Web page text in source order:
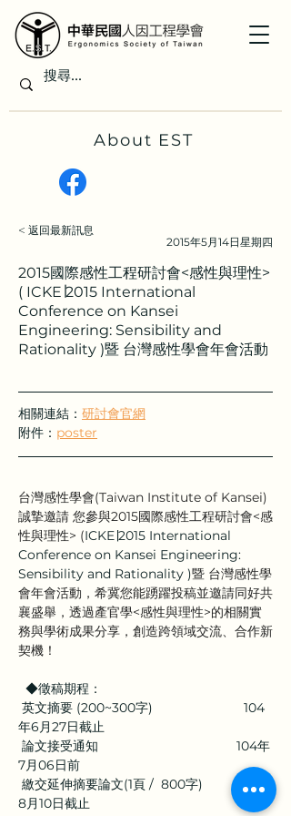
About EST
< 返回最新訊息
2015年5月14日星期四
2015國際感性工程研討會<感性與理性>
( ICKE∣2015 International
Conference on Kansei
Engineering: Sensibility and
Rationality )暨 台灣感性學會年會活動
相關連結： 研討會官網
附件： poster
台灣感性學會(Taiwan Institute of Kansei)
誠摯邀請 您參與2015國際感性工程研討會<感
性與理性> (ICKE∣2015 International
Conference on Kansei Engineering:
Sensibility and Rationality )暨 台灣感性學
會年會活動，希冀您能踴躍投稿並邀請同好共
襄盛舉，透過產官學<感性與理性>的相關實
務與學術成果分享，創造跨領域交流、合作新
契機！
◆徵稿期程：
英文摘要 (200~300字)                         104
年6月27日截止
論文接受通知 104年
7月06日前
繳交延伸摘要論文(1頁 /  800字)         104年
8月10日截止